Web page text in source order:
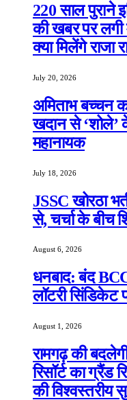
220 साल पुराने
की खबर पर
क्या मिलेंगे राजा
July 20, 2026
अमिताभ बच्चन
खदान से ‘शोले’
महानायक
July 18, 2026
JSSC खोरठा
से, चर्चा के बीच
August 6, 2026
धनबाद: बंद
लॉटरी सिंडिकेट
August 1, 2026
रामगढ़ की
रिसॉर्ट का ग्रैंड
की विश्वस्तरीय